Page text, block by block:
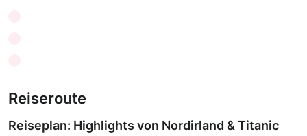
Reiseroute
Reiseplan: Highlights von Nordirland & Titanic